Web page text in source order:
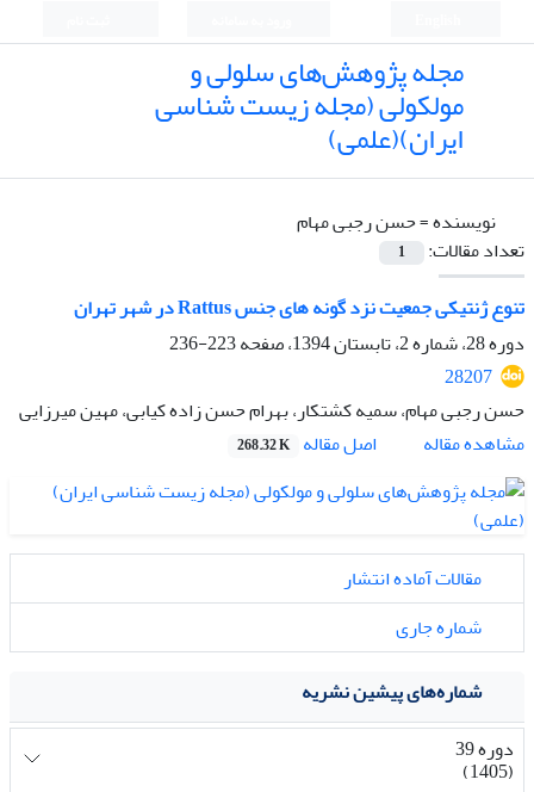
مجله پژوهش‌های سلولی و
مولکولی (مجله زیست شناسی
ایران)(علمی)
نویسنده =حسن رجبی مهام
تعداد مقالات:
1
تنوع ژنتیکی جمعیت نزد گونه های جنس Rattus در شهر تهران
دوره 28، شماره 2، تابستان 1394، صفحه
223-236
28207
حسن رجبی مهام، سمیه کشتکار، بهرام حسن زاده کیابی، مهین میرزایی
مشاهده مقاله
اصل مقاله 268.32 K
مقالات آماده انتشار
شماره جاری
شماره‌های پیشین نشریه
دوره 39
(1405)